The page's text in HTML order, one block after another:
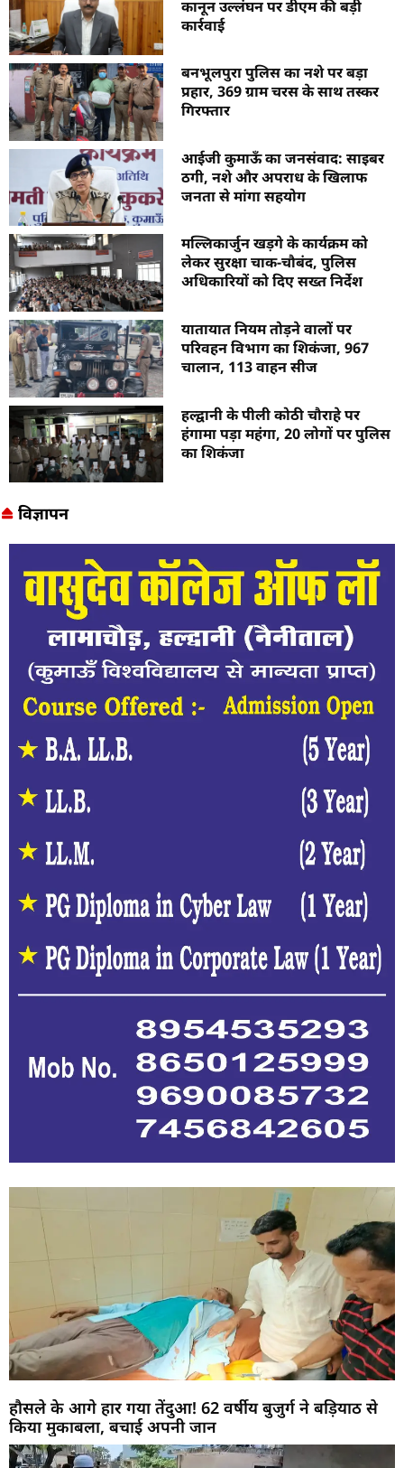
कानून उल्लंघन पर डीएम की बड़ी
कार्रवाई
बनभूलपुरा पुलिस का नशे पर बड़ा
प्रहार, 369 ग्राम चरस के साथ तस्कर
गिरफ्तार
आईजी कुमाऊँ का जनसंवाद: साइबर
ठगी, नशे और अपराध के खिलाफ
जनता से मांगा सहयोग
मल्लिकार्जुन खड़गे के कार्यक्रम को
लेकर सुरक्षा चाक-चौबंद, पुलिस
अधिकारियों को दिए सख्त निर्देश
यातायात नियम तोड़ने वालों पर
परिवहन विभाग का शिकंजा, 967
चालान, 113 वाहन सीज
हल्द्वानी के पीली कोठी चौराहे पर
हंगामा पड़ा महंगा, 20 लोगों पर पुलिस
का शिकंजा
विज्ञापन
हौसले के आगे हार गया तेंदुआ! 62 वर्षीय बुजुर्ग ने बड़ियाठ से
किया मुकाबला, बचाई अपनी जान